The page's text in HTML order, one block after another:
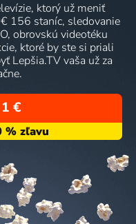
ktorý už meniť
156 staníc, sledovanie
obrovskú videotéku
ktoré by ste si priali
Lepšia.TV vaša už za
€